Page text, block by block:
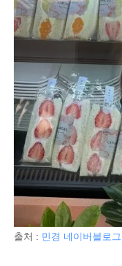
출처 : 민경 네이버블로그